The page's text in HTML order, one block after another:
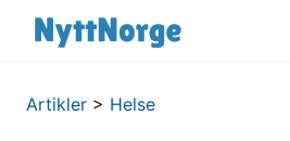
Artikler > Helse